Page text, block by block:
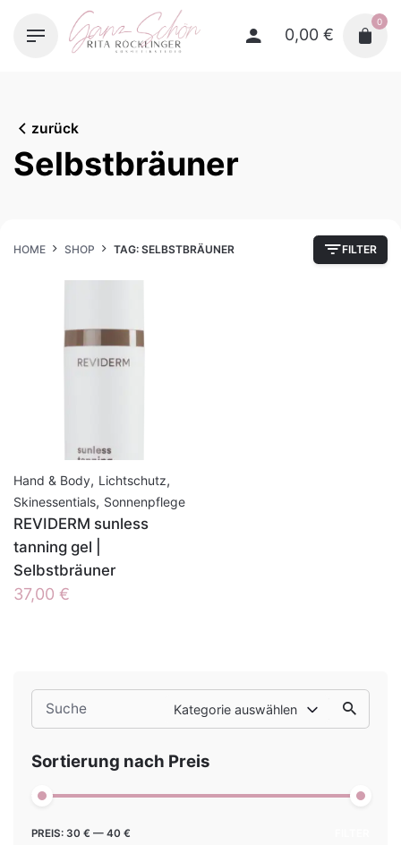
0,00 €
0
zurück
Selbstbräuner
HOME SHOP TAG: SELBSTBRÄUNER FILTER
Search
for
Kategorie auswählen
Sortierung nach Preis
Min.
Max.
PREIS: 30 € — 40 €
Hand & Body, Lichtschutz,
Skinessentials, Sonnenpflege
REVIDERM sunless
tanning gel |
Selbstbräuner
37,00 €